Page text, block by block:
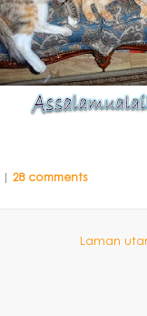
| 28 comments
Laman